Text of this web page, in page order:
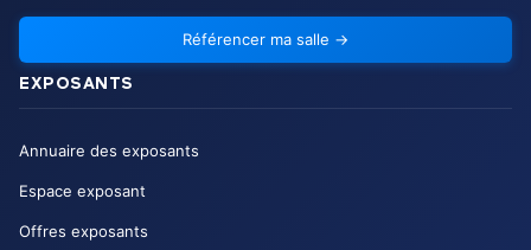
Référencer ma salle →
EXPOSANTS
Annuaire des exposants
Espace exposant
Offres exposants